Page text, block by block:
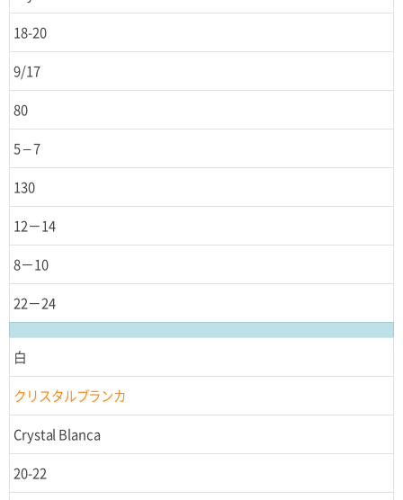
18-20
9/17
80
5 – 7
130
12－14
8－10
22－24
白
クリスタルブランカ
Crystal Blanca
20-22